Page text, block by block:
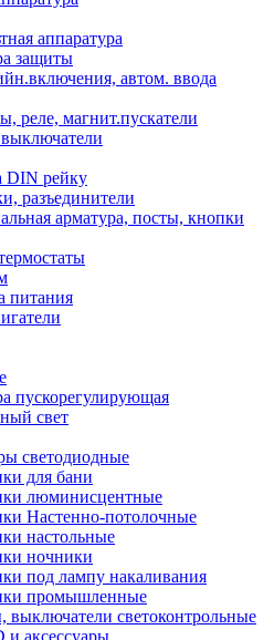
аппаратура
защиты
автом. ввода
реле, магнит.пускатели
DIN рейку
разъединители
арматура, посты, кнопки
питания
пускорегулирующая
свет
светодиодные
для бани
люминисцентные
Настенно-потолочные
настольные
ночники
под лампу накаливания
промышленные
выключатели светоконтрольные